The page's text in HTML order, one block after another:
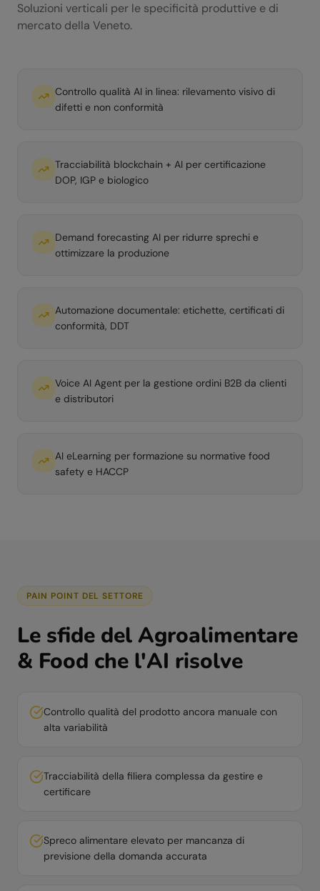
Soluzioni verticali per le specificità produttive e di
mercato della Veneto.
Controllo qualità AI in linea: rilevamento visivo di
difetti e non conformità
Tracciabilità blockchain + AI per certificazione
DOP, IGP e biologico
Demand forecasting AI per ridurre sprechi e
ottimizzare la produzione
Automazione documentale: etichette, certificati di
conformità, DDT
Voice AI Agent per la gestione ordini B2B da clienti
e distributori
AI eLearning per formazione su normative food
safety e HACCP
PAIN POINT DEL SETTORE
Le sfide delAgroalimentare
& Food che l'AI risolve
Controllo qualità del prodotto ancora manuale con
alta variabilità
Tracciabilità della filiera complessa da gestire e
certificare
Spreco alimentare elevato per mancanza di
previsione della domanda accurata